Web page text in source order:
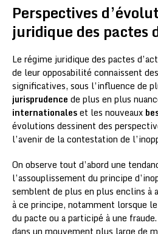
Perspectives
juridique des pactes
Le régime juridique des pactes
de leur opposabilité connaissent
significatives, sous l’influence de
jurisprudence de plus en plus
internationaleset les nouveaux
évolutions dessinent des
l’avenir de la contestation de
On observe tout d’abord une
l’assouplissement du principe
semblent de plus en plus enclins à
à ce principe, notamment lorsque
du pacte ou a participé à une